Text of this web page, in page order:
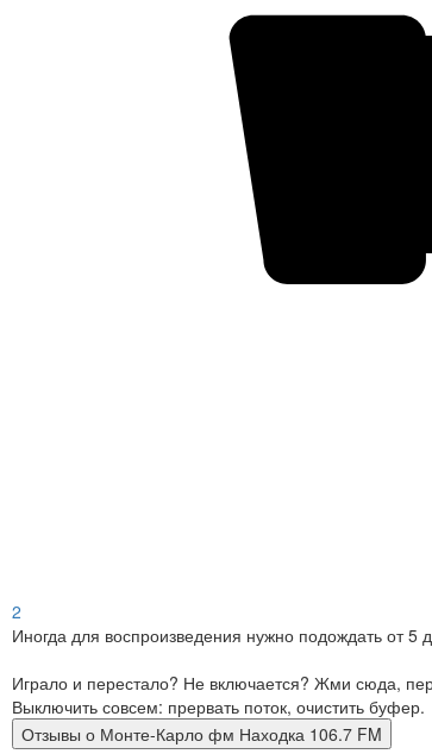
2
Иногда для воспроизведения нужно подождать от 5
Играло и перестало? Не включается? Жми сюда,
Выключить совсем: прервать поток, очистить буфер.
Отзывы о Монте-Карло фм Находка 106.7 FM